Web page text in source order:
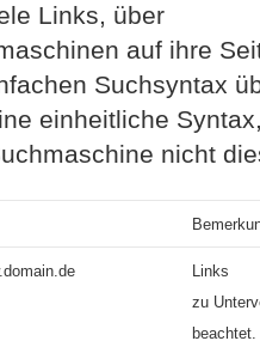
Links, über
auf ihre
Suchsyntax
einheitliche
nicht
Links
zu